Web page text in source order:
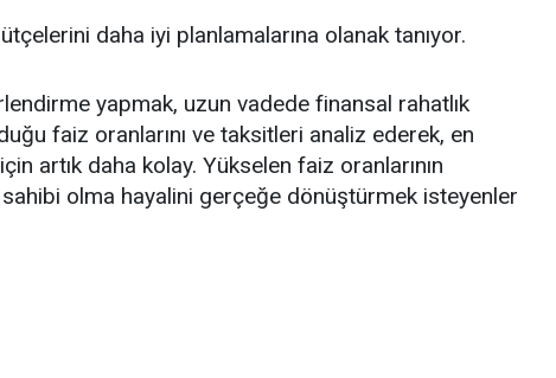
daha iyi planlamalarına olanak tanıyor.
yapmak, uzun vadede finansal rahatlık
faiz oranlarını ve taksitleri analiz ederek, en
artık daha kolay. Yükselen faiz oranlarının
olma hayalini gerçeğe dönüştürmek isteyenler